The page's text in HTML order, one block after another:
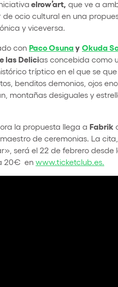
elrow’art, que ve a
ocio cultural en una
y viceversa.
con Paco Osuna y Okuda
las Delicias concebida como
tríptico en el que se
benditos demonios, ojos
montañas desiguales y
la propuesta llega a Fabrik
de ceremonias. La
será el 22 de febrero desde
20€ en www.ticketclub.es.